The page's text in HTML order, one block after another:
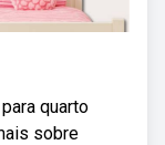
quarto
sobre